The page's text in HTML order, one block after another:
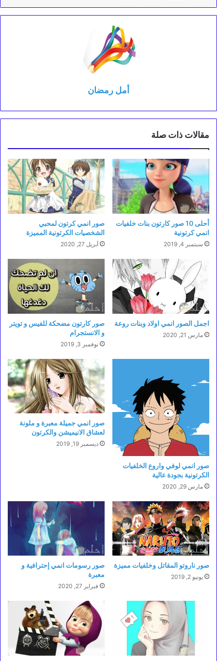
أمل رمضان
مقالات ذات صلة
أحلى 10 صور كارتون بنات خلفيات
انمي كرتونية
سبتمبر 4, 2019
صور انمي كرتون لمحبي
الشخصيات الكرتونية المميزة
أبريل 27, 2020
اجمل الصور انمي اولاد وبنات روعة
مارس 21, 2020
صور كارتون مضحكة للفيس و تويتر
و الانستجرام
نوفمبر 3, 2019
صور انمي لوفي واروع الخلفيات
الكرتونية بجودة عالية
مارس 29, 2020
صور انمي جميلة معبرة و ملونة
لعشاق الانيميشن والكرتون
ديسمبر 19, 2019
صور ناروتو المقاتل وخلفيات مميزة
يونيو 2, 2019
صور رسومات انمي إحترافية و
معبرة
فبراير 27, 2020